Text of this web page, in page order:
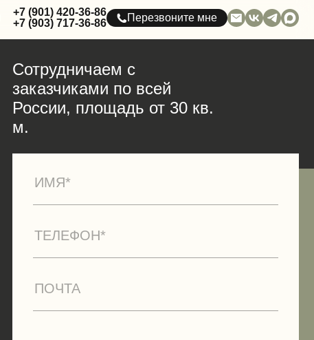
+7 (901) 420-36-86
+7 (903) 717-36-86
Перезвоните мне
Сотрудничаем с
заказчиками по всей
России, площадь от 30 кв.
м.